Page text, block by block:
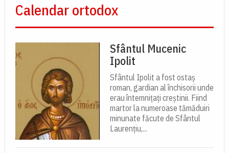
Calendar ortodox
Sfântul Mucenic
Ipolit
Sfântul Ipolit a fost ostaș
roman, gardian al închisorii unde
erau întemnițați creștinii. Fiind
martor la numeroase tămăduiri
minunate făcute de Sfântul
Laurențiu,...